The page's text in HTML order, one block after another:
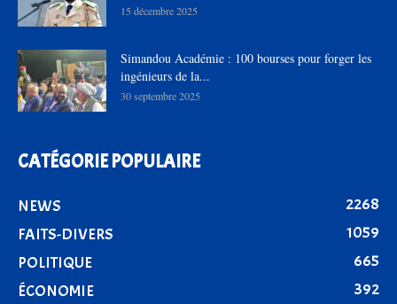
15 décembre 2025
Simandou Académie : 100 bourses pour forger les
ingénieurs de la...
30 septembre 2025
CATÉGORIE POPULAIRE
NEWS
2268
FAITS-DIVERS
1059
POLITIQUE
665
ÉCONOMIE
392